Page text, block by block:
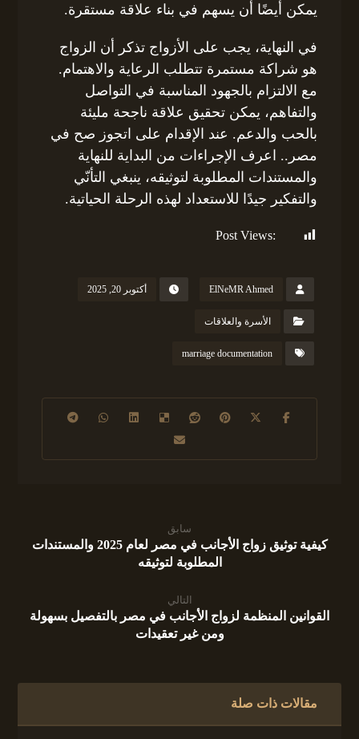
يمكن أيضًا أن يسهم في بناء علاقة مستقرة.
في النهاية، يجب على الأزواج تذكر أن الزواج
هو شراكة مستمرة تتطلب الرعاية والاهتمام.
مع الالتزام بالجهود المناسبة في التواصل
والتفاهم، يمكن تحقيق علاقة ناجحة مليئة
بالحب والدعم. عند الإقدام على اتجوز صح في
مصر.. اعرف الإجراءات من البداية للنهاية
والمستندات المطلوبة لتوثيقه، ينبغي التأنّي
والتفكير جيدًا للاستعداد لهذه الرحلة الحياتية.
Post Views:
ElNeMR Ahmed أكتوبر 20, 2025
الأسرة والعلاقات
marriage documentation
سابق
كيفية توثيق زواج الأجانب في مصر لعام 2025 والمستندات
المطلوبة لتوثيقه
التالي
القوانين المنظمة لزواج الأجانب في مصر بالتفصيل بسهولة
ومن غير تعقيدات
مقالات ذات صلة